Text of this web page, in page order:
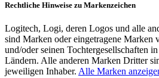
Rechtliche Hinweise zu Markenzeichen
Logitech, Logi, deren Logos und alle
sind Marken oder eingetragene Marken
und/oder seinen Tochtergesellschaften
Ländern. Alle anderen Marken Dritter
jeweiligen Inhaber. Alle Marken